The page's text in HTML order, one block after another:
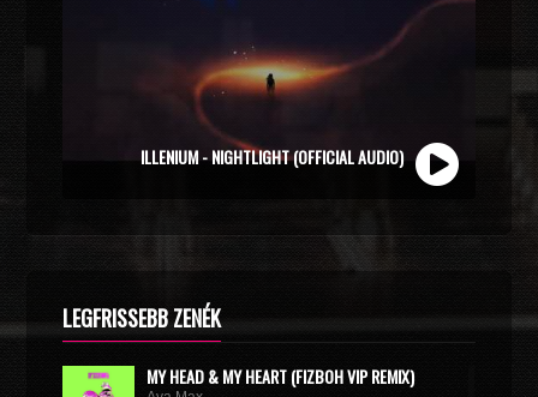
ILLENIUM - NIGHTLIGHT (OFFICIAL AUDIO)
LEGFRISSEBB ZENÉK
MY HEAD & MY HEART (FIZBOH VIP REMIX)